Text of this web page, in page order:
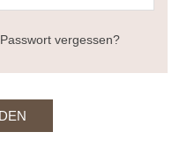
Passwort vergessen?